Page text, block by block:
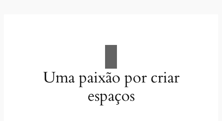
Uma paixão por criar
espaços